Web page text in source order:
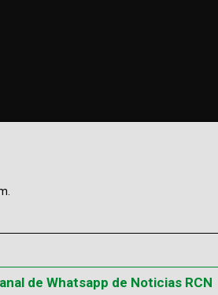
de Whatsapp de Noticias RCN